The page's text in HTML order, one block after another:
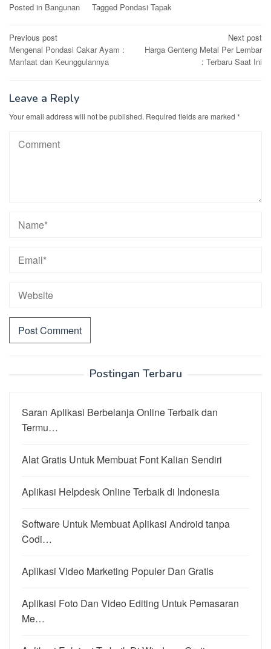
Posted in Bangunan Tagged Pondasi Tapak
Post
navigation
Previous post
Mengenal Pondasi Cakar Ayam :
Manfaat dan Keunggulannya
Next post
Harga Genteng Metal Per Lembar
: Terbaru Saat Ini
Leave a Reply
Your email address will not be published. Required fields are marked *
Postingan Terbaru
Saran Aplikasi Berbelanja Online Terbaik dan
Termu…
Alat Gratis Untuk Membuat Font Kalian Sendiri
Aplikasi Helpdesk Online Terbaik di Indonesia
Software Untuk Membuat Aplikasi Android tanpa
Codi…
Aplikasi Video Marketing Populer Dan Gratis
Aplikasi Foto Dan Video Editing Untuk Pemasaran
Me…